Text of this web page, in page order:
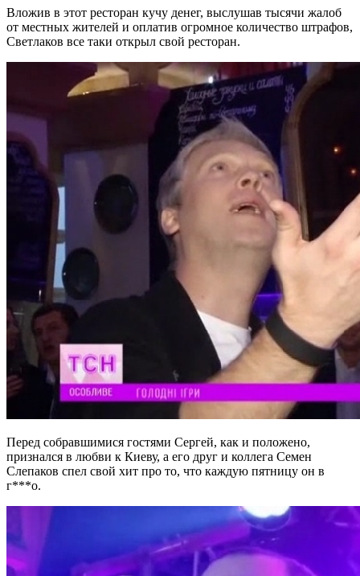
Вложив в этот ресторан кучу денег, выслушав тысячи жалоб
от местных жителей и оплатив огромное количество штрафов,
Светлаков все таки открыл свой ресторан.
Перед собравшимися гостями Сергей, как и положено,
признался в любви к Киеву, а его друг и коллега Семен
Слепаков спел свой хит про то, что каждую пятницу он в
г***о.